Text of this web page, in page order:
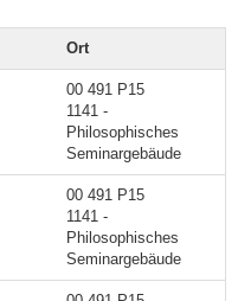
Ort
00 491 P15
1141 -
Philosophisches
Seminargebäude
00 491 P15
1141 -
Philosophisches
Seminargebäude